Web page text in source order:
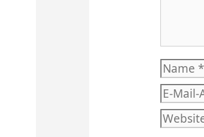
Name
E-
Mail-
Website